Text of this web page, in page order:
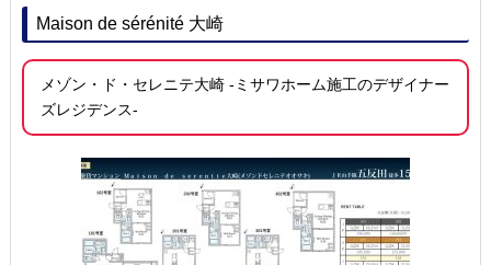
Maison de sérénité 大崎
メゾン・ド・セレニテ大崎 -ミサワホーム施工のデザイナー
ズレジデンス-